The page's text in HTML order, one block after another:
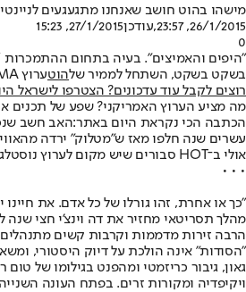
מישהו בהוט חושב שאנחנו מתגעגעים
26/1/2015, 23:57
,עודכן27/1/2015, 15:23
0
"היפים והאמיצים". בעיה בתחום
בשקט בשקט, השתחל לממיר שלהוטערוץ CBS DRAMA, שזוכה להתמקם ברביעייה הראשונה, בין HOT 3 המצוין לבין HOT ZONE האזוטרי.
רוצים לקבל עוד עדכונים? הצטרפו לישראל
מה מציע הערוץ האמריקני? שפע של תכנים
הכתבה הכי נקראת היום באתר:האב חשב
עשרים שנה חלפו מאז ש"מטלוק" ירדה
אולי ב־HOT סבורים שיש מקום לערוץ נוסטלגי בממיר, אבל קשה לדמיין את הלקוח שיבקש להתחבר לכבלים כדי לא לפספס פרק של "השופטת ג'ודי". בעידן התחרות הרב־ערוצית, אחורה זה ההפך מקדימה.
• • •
"כך או אחרת, זהו גורלו של כל אדם. את
הרבה זירות מדממות וקרבות קשים מתנהלים
"הסודות" אינה הולכת על דיוק היסטורי,
גאון, גיבור כריזמטי ומהפנט בגילומו של
ויקיפדיה ומקורות זרים. בפתח העונה